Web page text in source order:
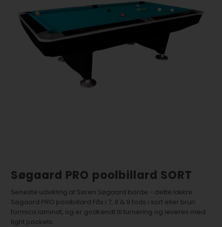
Søgaard PRO poolbillard SORT
Seneste udvikling af Søren Søgaard borde - dette lækre
Søgaard PRO poolbillard Fås i 7, 8 & 9 fods i sort eller brun
formica laminat, og er godkendt til turnering og leveres med
tight pockets.